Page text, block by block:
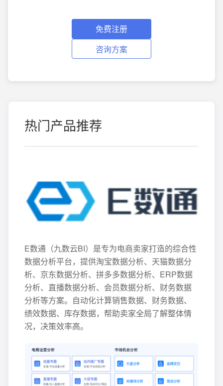
免费注册
咨询方案
热门产品推荐
E数通（九数云BI）是专为电商卖家打造的综合性
数据分析平台，提供淘宝数据分析、天猫数据分
析、京东数据分析、拼多多数据分析、ERP数据
分析、直播数据分析、会员数据分析、财务数据
分析等方案。自动化计算销售数据、财务数据、
绩效数据、库存数据，帮助卖家全局了解整体情
况，决策效率高。